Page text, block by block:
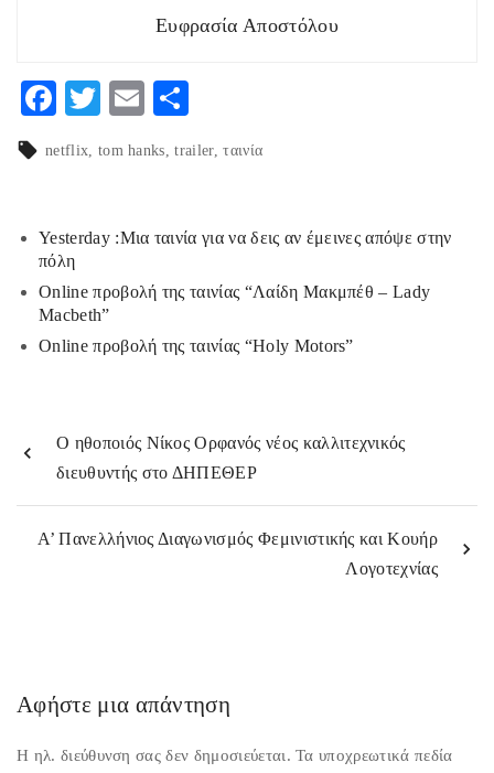
Ευφρασία Αποστόλου
F
ac
eb
o
k
T
itt
E
m
ai
οι
ρ
στ
τε
netflix tom hanks trailer ταινία
Yesterday :Μια ταινία για να δεις αν έμεινες απόψε στην
πόλη
Online προβολή της ταινίας “Λαίδη Μακμπέθ – Lady
Macbeth”
Online προβολή της ταινίας “Holy Motors”
Ο ηθοποιός Νίκος Ορφανός νέος καλλιτεχνικός
διευθυντής στο ΔΗΠΕΘΕΡ
Α’ Πανελλήνιος Διαγωνισμός Φεμινιστικής και Κουήρ
Λογοτεχνίας
Αφήστε μια απάντηση
Η ηλ. διεύθυνση σας δεν δημοσιεύεται. Τα υποχρεωτικά πεδία